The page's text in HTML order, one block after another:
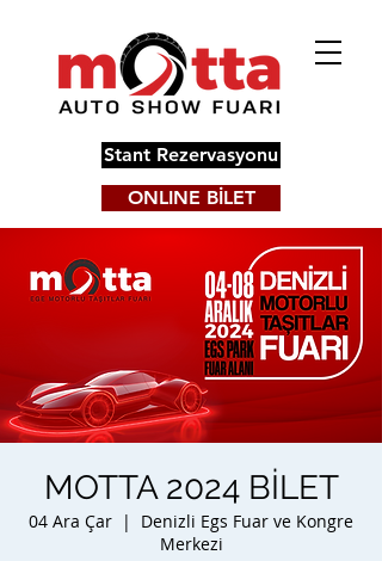
Stant Rezervasyonu
ONLINE BİLET
MOTTA 2024 BİLET
04 Ara Çar
  |
Denizli Egs Fuar ve Kongre
Merkezi